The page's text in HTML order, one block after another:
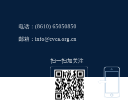
电话：(8610) 65050850
邮箱：info@cvca.org.cn
扫一扫加关注